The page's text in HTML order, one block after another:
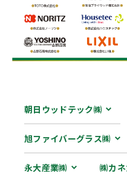
朝日ウッドテック㈱
旭ファイバーグラス㈱
永大産業㈱ ㈱カネ